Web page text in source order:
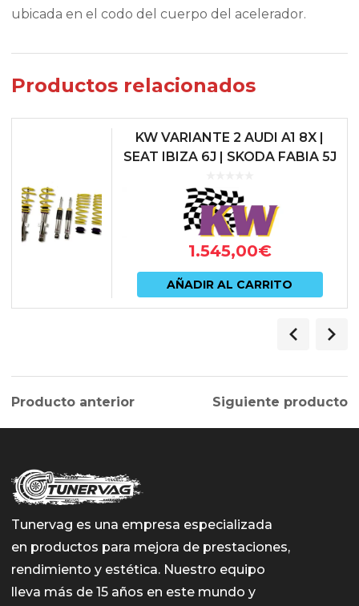
ubicada en el codo del cuerpo del acelerador.
Productos relacionados
KW VARIANTE 2 AUDI A1 8X |
SEAT IBIZA 6J | SKODA FABIA 5J
1.545,00€
AÑADIR AL CARRITO
Producto anterior Siguiente producto
Tunervag es una empresa especializada
en productos para mejora de prestaciones,
rendimiento y estética. Nuestro equipo
lleva más de 15 años en este mundo y